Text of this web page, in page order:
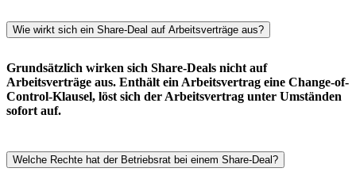
Wie wirkt sich ein Share-Deal auf Arbeitsverträge aus?
Grundsätzlich wirken sich Share-Deals nicht auf
Arbeitsverträge aus. Enthält ein Arbeitsvertrag eine Change-of-
Control-Klausel, löst sich der Arbeitsvertrag unter Umständen
sofort auf.
Welche Rechte hat der Betriebsrat bei einem Share-Deal?